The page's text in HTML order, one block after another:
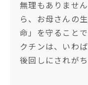
無理もありませ
ら、お母さんの
命」を守ること
クチンは、いわ
後回しにされがち